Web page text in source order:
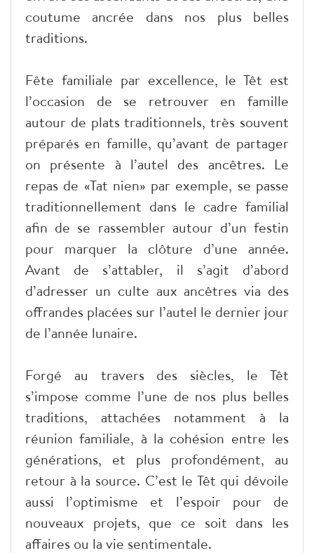
coutume ancrée dans nos plus belles
traditions.
Fête familiale par excellence, le Têt est
l’occasion de se retrouver en famille
autour de plats traditionnels, très souvent
préparés en famille, qu’avant de partager
on présente à l’autel des ancêtres. Le
repas de «Tat nien» par exemple, se passe
traditionnellement dans le cadre familial
afin de se rassembler autour d’un festin
pour marquer la clôture d’une année.
Avant de s’attabler, il s’agit d’abord
d’adresser un culte aux ancêtres via des
offrandes placées sur l’autel le dernier jour
de l’année lunaire.
Forgé au travers des siècles, le Têt
s’impose comme l’une de nos plus belles
traditions, attachées notamment à la
réunion familiale, à la cohésion entre les
générations, et plus profondément, au
retour à la source. C’est le Têt qui dévoile
aussi l’optimisme et l’espoir pour de
nouveaux projets, que ce soit dans les
affaires ou la vie sentimentale.